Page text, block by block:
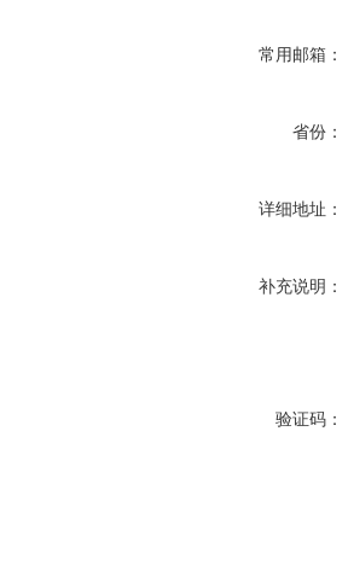
常用邮箱：
省份：
详细地址：
补充说明：
验证码：